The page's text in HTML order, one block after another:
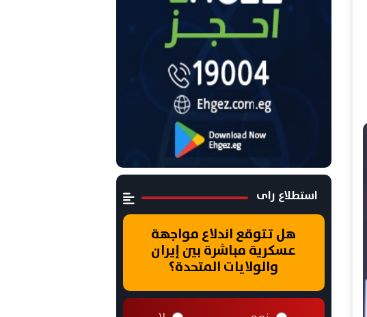
استطلاع راى
هل تتوقع اندلاع مواجهة
عسكرية مباشرة بين إيران
والولايات المتحدة؟